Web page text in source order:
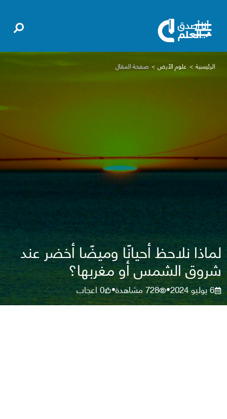
الرئيسية علوم الأرض صفحة المقال
لماذا نلاحظ أحيانًا وميضًا أخضر عند
شروق الشمس أو مغربها؟
6 يوليو 2024 •
728مشاهدة•
0اعجاب